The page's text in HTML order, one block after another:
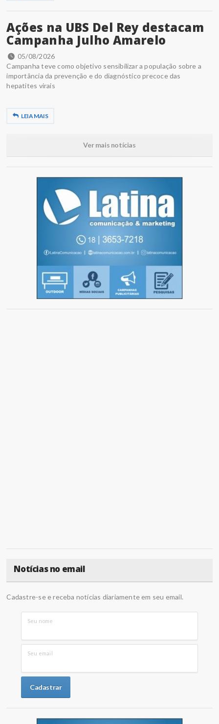
Ações na UBS Del Rey destacam
Campanha Julho Amarelo
05/08/2026
Campanha teve como objetivo sensibilizar a população sobre a
importância da prevenção e do diagnóstico precoce das
hepatites virais
LEIA MAIS
Ver mais notícias
Notícias no email
Cadastre-se e receba notícias diariamente em seu email.
Seu nome
Seu email